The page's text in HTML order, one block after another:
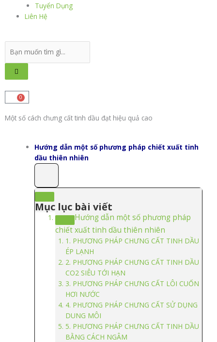
Tuyển Dụng
Liên Hệ
0
Cart
Một số cách chưng cất tinh dầu đạt hiệu quả cao
Hướng dẫn một số phương pháp chiết xuất tinh
dầu thiên nhiên
Mục lục bài viết
Hướng dẫn một số phương pháp
chiết xuất tinh dầu thiên nhiên
1. PHƯƠNG PHÁP CHƯNG CẤT TINH DẦU
ÉP LẠNH
2. PHƯƠNG PHÁP CHƯNG CẤT TINH DẦU
CO2 SIÊU TỚI HẠN
3. PHƯƠNG PHÁP CHƯNG CẤT LÔI CUỐN
HƠI NƯỚC
4. PHƯƠNG PHÁP CHƯNG CẤT SỬ DỤNG
DUNG MÔI
5. PHƯƠNG PHÁP CHƯNG CẤT TINH DẦU
BẰNG CÁCH NGÂM